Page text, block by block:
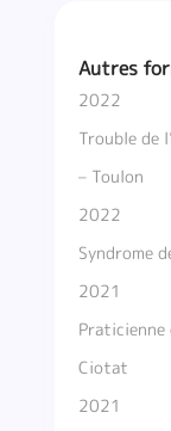
Autres
2022
Trouble de
– Toulon
2022
Syndrome
2021
Praticienne
Ciotat
2021